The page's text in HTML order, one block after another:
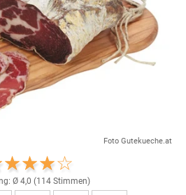
Foto Gutekueche.at
Ø 4,0 (114 Stimmen)